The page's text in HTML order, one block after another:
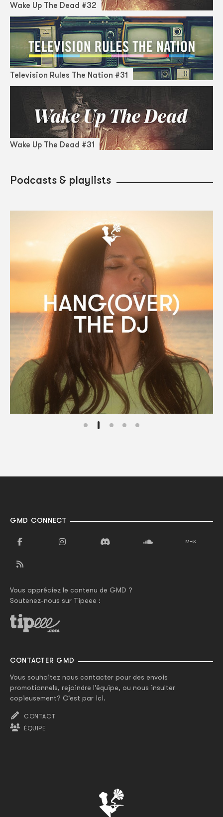
Wake Up The Dead #32
Television Rules The Nation #31
Wake Up The Dead #31
Podcasts & playlists
GMD CONNECT
Vous appréciez le contenu de GMD ?
Soutenez-nous sur Tipeee :
CONTACTER GMD
Vous souhaitez nous contacter pour des envois
promotionnels, rejoindre l'équipe, ou nous insulter
copieusement? C'est par ici.
CONTACT
ÉQUIPE